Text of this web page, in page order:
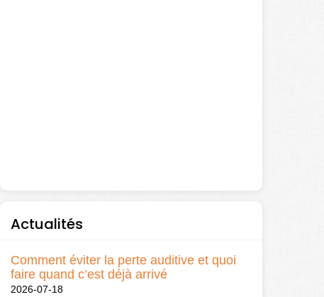
Actualités
Comment éviter la perte auditive et quoi
faire quand c’est déjà arrivé
2026-07-18